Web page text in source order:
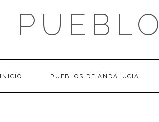
INICIO PUEBLOS DE ANDALUCIA